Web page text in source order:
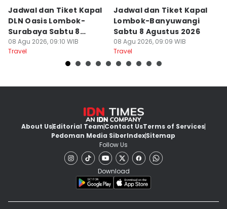
Jadwal dan Tiket Kapal
DLN Oasis Lombok-
Surabaya Sabtu 8
Agustus 2026
08 Agu 2026, 09:10 WIB
Travel
Jadwal dan Tiket Kapal
Lombok-Banyuwangi
Sabtu 8 Agustus 2026
08 Agu 2026, 09:09 WIB
Travel
About UsEditorial TeamContact UsTerms of Services
Pedoman Media SiberIndexSitemap
Follow Us
Download